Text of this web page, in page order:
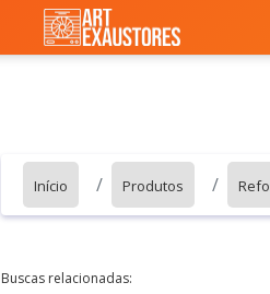
Início Produtos
Buscas relacionadas: